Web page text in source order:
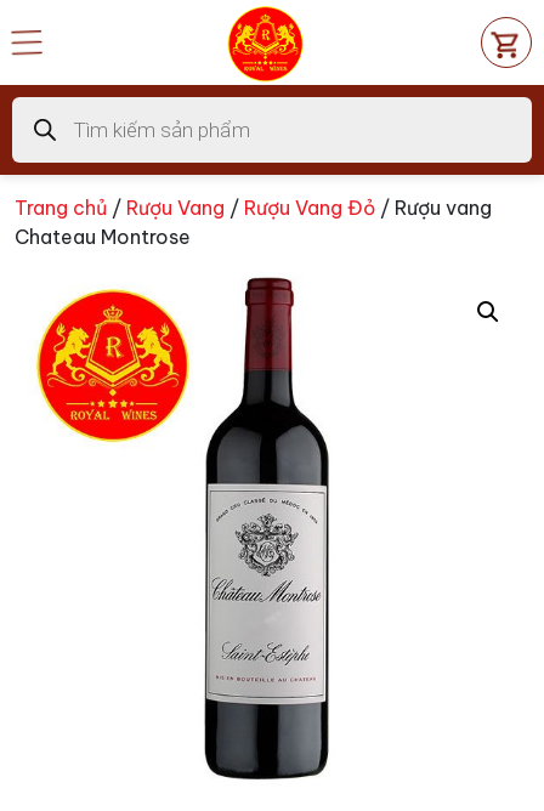
đến
dung
Tìm
kiếm
sản
phẩm
Trang chủ / Rượu Vang / Rượu Vang Đỏ / Rượu vang
Chateau Montrose